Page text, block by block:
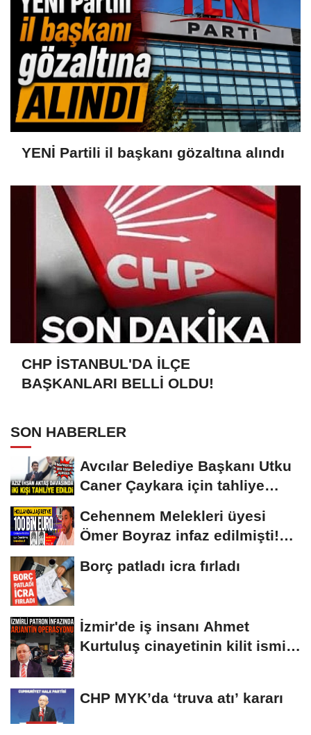
YENİ Partili il başkanı gözaltına alındı
CHP İSTANBUL'DA İLÇE
BAŞKANLARI BELLİ OLDU!
SON HABERLER
Avcılar Belediye Başkanı Utku
Caner Çaykara için tahliye
Cehennem Melekleri üyesi
Ömer Boyraz infaz edilmişti!
Borç patladı icra fırladı
İzmir'de iş insanı Ahmet
Kurtuluş cinayetinin kilit ismi
CHP MYK’da ‘truva atı’ kararı